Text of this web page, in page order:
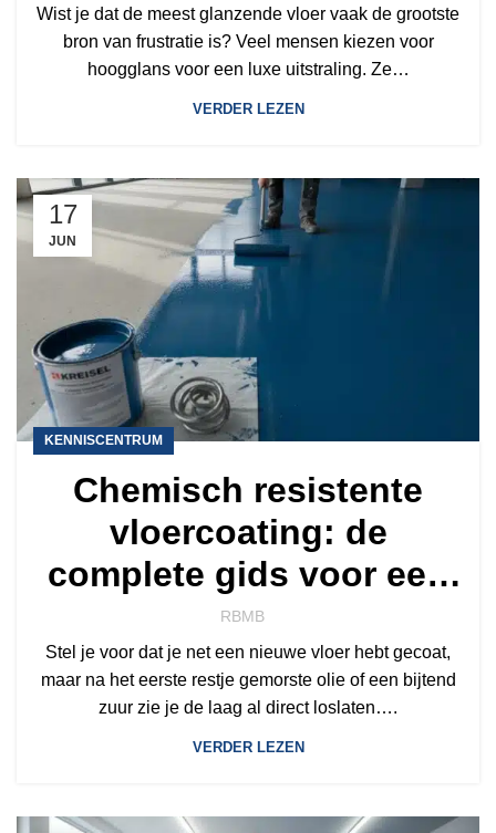
Wist je dat de meest glanzende vloer vaak de grootste
bron van frustratie is? Veel mensen kiezen voor
hoogglans voor een luxe uitstraling. Ze…
VERDER LEZEN
17
JUN
KENNISCENTRUM
Chemisch resistente
vloercoating: de
complete gids voor een
ijzersterke vloer
RBMB
Stel je voor dat je net een nieuwe vloer hebt gecoat,
maar na het eerste restje gemorste olie of een bijtend
zuur zie je de laag al direct loslaten….
VERDER LEZEN